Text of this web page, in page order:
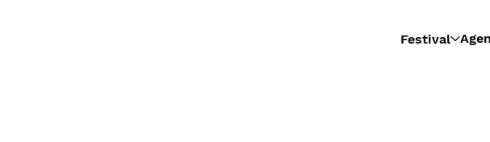
Festival